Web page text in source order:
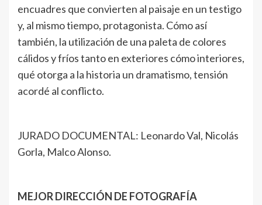
encuadres que convierten al paisaje en un testigo
y, al mismo tiempo, protagonista. Cómo así
también, la utilización de una paleta de colores
cálidos y fríos tanto en exteriores cómo interiores,
qué otorga a la historia un dramatismo, tensión
acordé al conflicto.
JURADO DOCUMENTAL: Leonardo Val, Nicolás
Gorla, Malco Alonso.
MEJOR DIRECCIÓN DE FOTOGRAFÍA